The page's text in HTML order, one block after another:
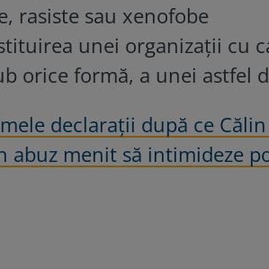
rasiste sau xenofobe
unei organizaţii cu
orice formă, a unei astfel
declarații după ce
abuz menit să intimideze